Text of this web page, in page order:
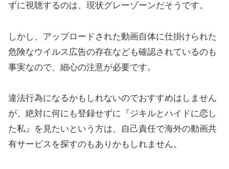
ずに視聴するのは、現状グレーゾーンだそうです。
しかし、アップロードされた動画自体に仕掛けられた
危険なウイルス広告の存在なども確認されているのも
事実なので、細心の注意が必要です。
違法行為になるかもしれないのでおすすめはしません
が、絶対に何にも登録せずに『ジキルとハイドに恋し
た私』を見たいという方は、自己責任で海外の動画共
有サービスを探すのもありかもしれません。